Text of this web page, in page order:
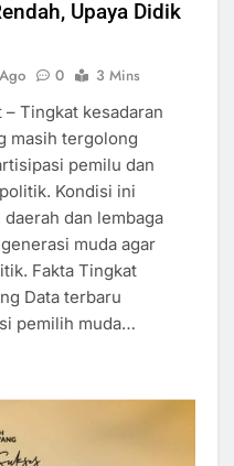
Upaya Didik
0
3 Mins
– Tingkat kesadaran
masih tergolong
pemilu dan
Kondisi ini
dan lembaga
muda agar
Fakta Tingkat
Data terbaru
pemilih muda…